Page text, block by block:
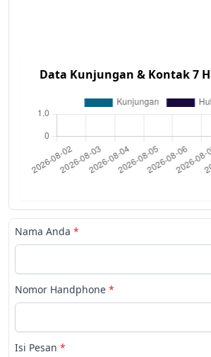
Data Kunjungan & Kontak 7
Nama Anda *
Nomor Handphone *
Isi Pesan *